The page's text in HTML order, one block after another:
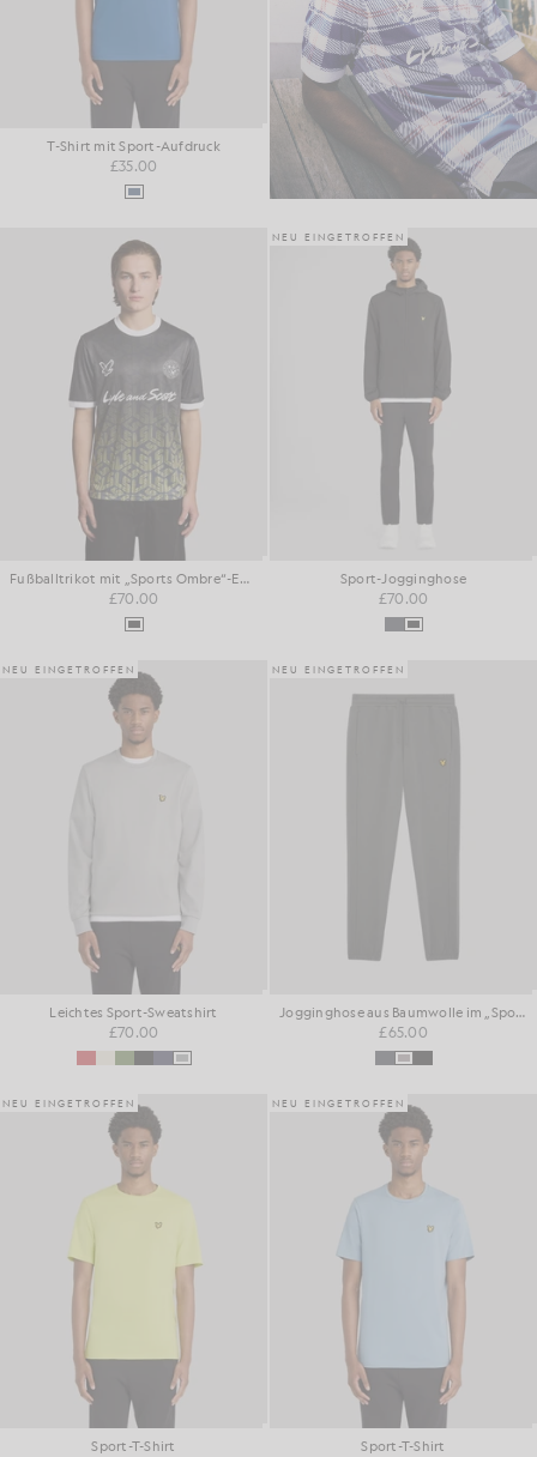
T-Shirt mit Sport-Aufdruck
£35.00
Fußballtrikot mit „Sports Ombre“-Emblem
£70.00
NEU EINGETROFFEN
Sport-Jogginghose
£70.00
NEU EINGETROFFEN
Leichtes Sport-Sweatshirt
£70.00
NEU EINGETROFFEN
Jogginghose aus Baumwolle im „Sports Loopback“-Stil
£65.00
NEU EINGETROFFEN
Sport-T-Shirt
NEU EINGETROFFEN
Sport-T-Shirt